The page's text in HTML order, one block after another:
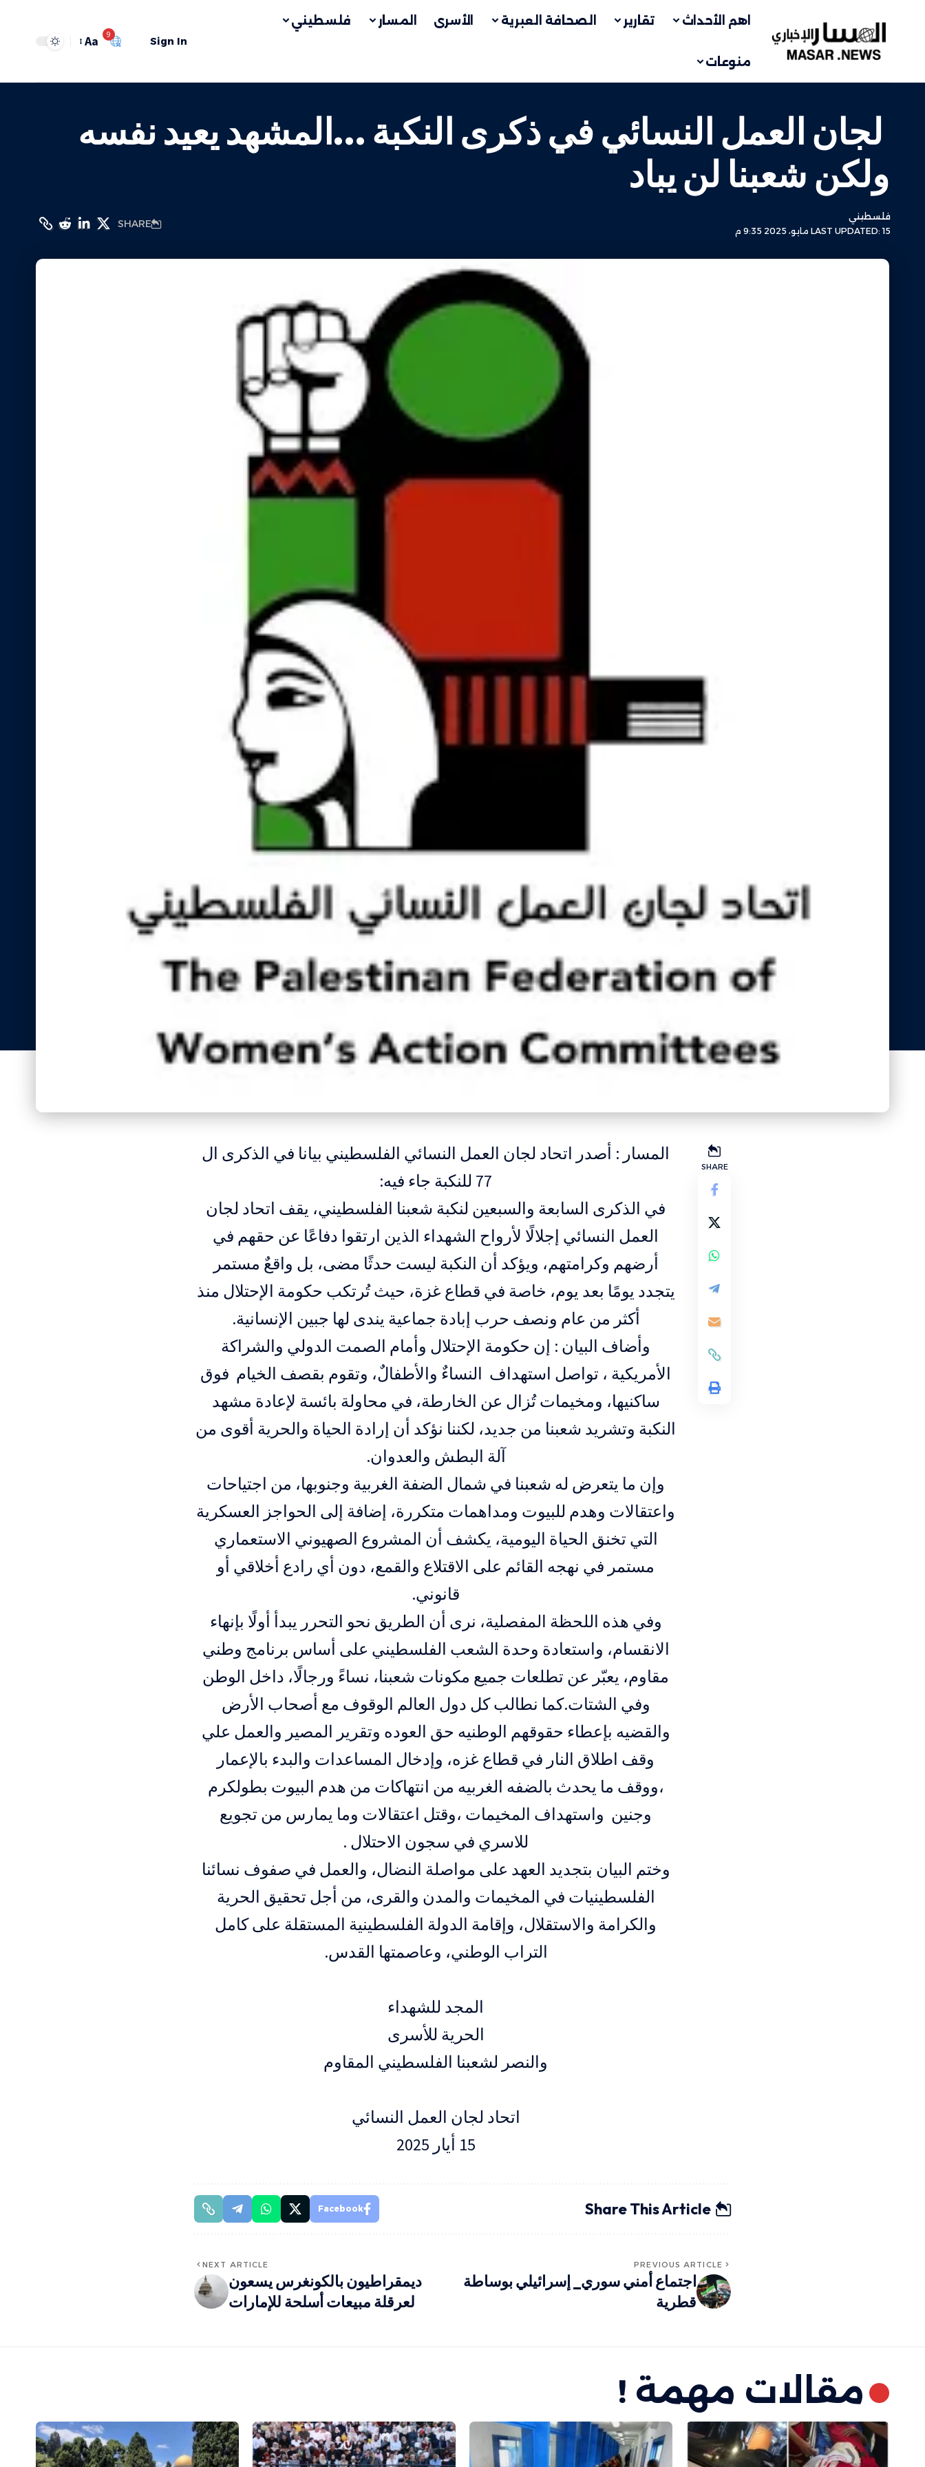
اهم الأحداث تقارير الصحافة العبرية الأسرى المسار فلسطيني
منوعات
Sign In
9
Aa
لجان العمل النسائي في ذكرى النكبة …المشهد يعيد نفسه
ولكن شعبنا لن يباد
LAST UPDATED: 15 مايو، 2025 9:35 م
فلسطيني
SHARE
SHARE
المسار : أصدر اتحاد لجان العمل النسائي الفلسطيني بيانا في الذكرى ال
77 للنكبة جاء فيه:
في الذكرى السابعة والسبعين لنكبة شعبنا الفلسطيني، يقف اتحاد لجان
العمل النسائي إجلالًا لأرواح الشهداء الذين ارتقوا دفاعًا عن حقهم في
أرضهم وكرامتهم، ويؤكد أن النكبة ليست حدثًا مضى، بل واقعٌ مستمر
يتجدد يومًا بعد يوم، خاصة في قطاع غزة، حيث تُرتكب حكومة الإحتلال منذ
أكثر من عام ونصف حرب إبادة جماعية يندى لها جبين الإنسانية.
وأضاف البيان : إن حكومة الإحتلال وأمام الصمت الدولي والشراكة
الأمريكية ، تواصل استهداف النساءٌ والأطفالٌ، وتقوم بقصف الخيام فوق
ساكنيها، ومخيمات تُزال عن الخارطة، في محاولة بائسة لإعادة مشهد
النكبة وتشريد شعبنا من جديد، لكننا نؤكد أن إرادة الحياة والحرية أقوى من
آلة البطش والعدوان.
وإن ما يتعرض له شعبنا في شمال الضفة الغربية وجنوبها، من اجتياحات
واعتقالات وهدم للبيوت ومداهمات متكررة، إضافة إلى الحواجز العسكرية
التي تخنق الحياة اليومية، يكشف أن المشروع الصهيوني الاستعماري
مستمر في نهجه القائم على الاقتلاع والقمع، دون أي رادع أخلاقي أو
قانوني.
وفي هذه اللحظة المفصلية، نرى أن الطريق نحو التحرر يبدأ أولًا بإنهاء
الانقسام، واستعادة وحدة الشعب الفلسطيني على أساس برنامج وطني
مقاوم، يعبّر عن تطلعات جميع مكونات شعبنا، نساءً ورجالًا، داخل الوطن
وفي الشتات.كما نطالب كل دول العالم الوقوف مع أصحاب الأرض
والقضيه بإعطاء حقوقهم الوطنيه حق العوده وتقرير المصير والعمل علي
وقف اطلاق النار في قطاع غزه، وإدخال المساعدات والبدء بالإعمار
،ووقف ما يحدث بالضفه الغربيه من انتهاكات من هدم البيوت بطولكرم
وجنين واستهداف المخيمات ،وقتل اعتقالات وما يمارس من تجويع
للاسري في سجون الاحتلال .
وختم البيان بتجديد العهد على مواصلة النضال، والعمل في صفوف نسائنا
الفلسطينيات في المخيمات والمدن والقرى، من أجل تحقيق الحرية
والكرامة والاستقلال، وإقامة الدولة الفلسطينية المستقلة على كامل
التراب الوطني، وعاصمتها القدس.
المجد للشهداء
الحرية للأسرى
والنصر لشعبنا الفلسطيني المقاوم
اتحاد لجان العمل النسائي
15 أيار 2025
Share This Article
Facebook
PREVIOUS ARTICLE
اجتماع أمني سوري_ إسرائيلي بوساطة
قطرية
NEXT ARTICLE
ديمقراطيون بالكونغرس يسعون
لعرقلة مبيعات أسلحة للإمارات
مقالات مهمة !